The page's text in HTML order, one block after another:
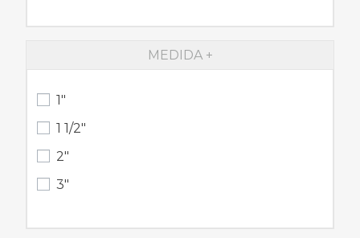
MEDIDA
1"
1 1/2"
2"
3"